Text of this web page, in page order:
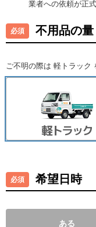
業者への依頼が正
不用品の量
ご不明の際は 軽トラック
希望日時
ある